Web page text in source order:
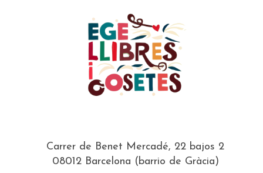
Carrer de Benet Mercadé, 22 bajos 2
08012 Barcelona (barrio de Gràcia)